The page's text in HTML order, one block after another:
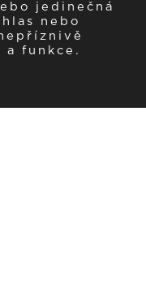
jedinečná
nebo
funkce.
cookie lištu GDPR